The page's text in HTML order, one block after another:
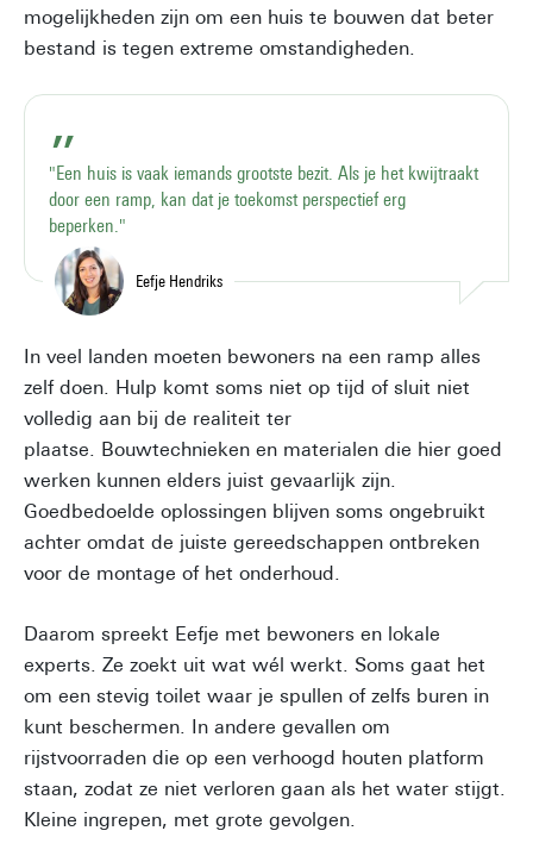
mogelijkheden zijn om een huis te bouwen dat beter
bestand is tegen extreme omstandigheden.
"Een huis is vaak iemands grootste bezit. Als je het kwijtraakt
door een ramp, kan dat je toekomst perspectief erg
beperken."
Eefje Hendriks
In veel landen moeten bewoners na een ramp alles
zelf doen. Hulp komt soms niet op tijd of sluit niet
volledig aan bij de realiteit ter
plaatse. Bouwtechnieken en materialen die hier goed
werken kunnen elders juist gevaarlijk zijn.
Goedbedoelde oplossingen blijven soms ongebruikt
achter omdat de juiste gereedschappen ontbreken
voor de montage of het onderhoud.
Daarom spreekt Eefje met bewoners en lokale
experts. Ze zoekt uit wat wél werkt. Soms gaat het
om een stevig toilet waar je spullen of zelfs buren in
kunt beschermen. In andere gevallen om
rijstvoorraden die op een verhoogd houten platform
staan, zodat ze niet verloren gaan als het water stijgt.
Kleine ingrepen, met grote gevolgen.